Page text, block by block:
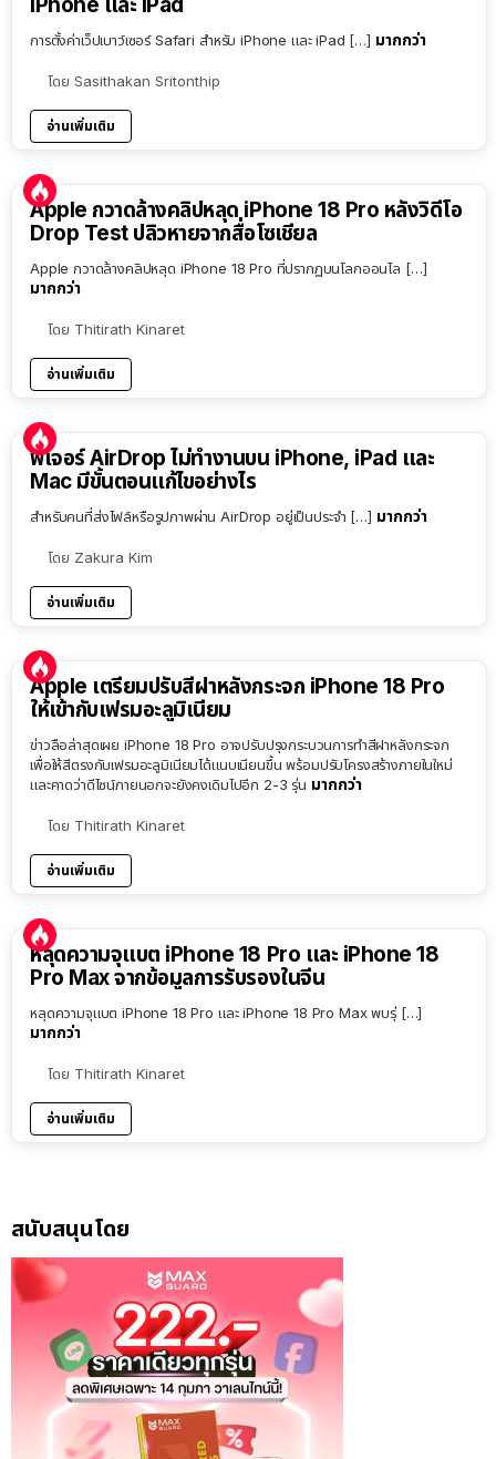
การตั้งค่าเว็ปเบาว์เซอร์ Safari สำหรับ iPhone และ iPad […] มากกว่า
โดย Sasithakan Sritonthip
อ่านเพิ่มเติม
Apple กวาดล้างคลิปหลุด iPhone 18 Pro หลังวิดีโอ
Drop Test ปลิวหายจากสื่อโซเชียล
Apple กวาดล้างคลิปหลุด iPhone 18 Pro ที่ปรากฏบนโลกออนไล […]
มากกว่า
โดย Thitirath Kinaret
อ่านเพิ่มเติม
ฟีเจอร์ AirDrop ไม่ทำงานบน iPhone, iPad และ
Mac มีขั้นตอนแก้ไขอย่างไร
สำหรับคนที่ส่งไฟล์หรือรูปภาพผ่าน AirDrop อยู่เป็นประจำ […] มากกว่า
โดย Zakura Kim
อ่านเพิ่มเติม
Apple เตรียมปรับสีฝาหลังกระจก iPhone 18 Pro
ให้เข้ากับเฟรมอะลูมิเนียม
ข่าวลือล่าสุดเผย iPhone 18 Pro อาจปรับปรุงกระบวนการทำสีฝาหลังกระจก
เพื่อให้สีตรงกับเฟรมอะลูมิเนียมได้แนบเนียนขึ้น พร้อมปรับโครงสร้างภายในใหม่
และคาดว่าดีไซน์ภายนอกจะยังคงเดิมไปอีก 2-3 รุ่น มากกว่า
โดย Thitirath Kinaret
อ่านเพิ่มเติม
หลุดความจุแบต iPhone 18 Pro และ iPhone 18
Pro Max จากข้อมูลการรับรองในจีน
หลุดความจุแบต iPhone 18 Pro และ iPhone 18 Pro Max พบรุ่ […]
มากกว่า
โดย Thitirath Kinaret
อ่านเพิ่มเติม
สนับสนุนโดย